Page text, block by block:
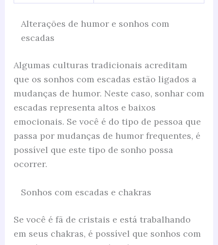
Alterações de humor e sonhos com
escadas
Algumas culturas tradicionais acreditam
que os sonhos com escadas estão ligados a
mudanças de humor. Neste caso, sonhar com
escadas representa altos e baixos
emocionais. Se você é do tipo de pessoa que
passa por mudanças de humor frequentes, é
possível que este tipo de sonho possa
ocorrer.
Sonhos com escadas e chakras
Se você é fã de cristais e está trabalhando
em seus chakras, é possível que sonhos com